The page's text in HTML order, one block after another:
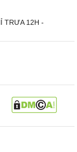
TRƯA 12H -